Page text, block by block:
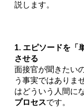
説します。
1. エピソードを「
させる
面接官が聞きたい
う事実ではありま
はどういう人間に
プロセスです。